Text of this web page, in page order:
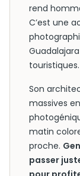
rend
C’est une
touristiques.
Son
massives
matin
proche.
passer